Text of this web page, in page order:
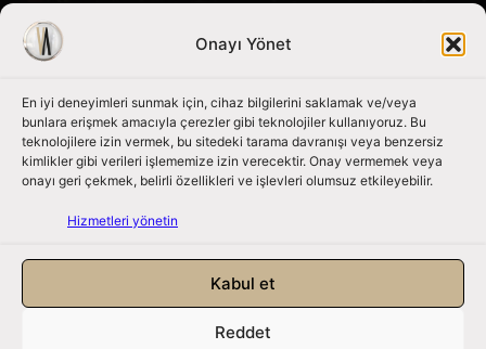
Onayı Yönet
En iyi deneyimleri sunmak için, cihaz bilgilerini saklamak ve/veya
bunlara erişmek amacıyla çerezler gibi teknolojiler kullanıyoruz. Bu
teknolojilere izin vermek, bu sitedeki tarama davranışı veya benzersiz
kimlikler gibi verileri işlememize izin verecektir. Onay vermemek veya
onayı geri çekmek, belirli özellikleri ve işlevleri olumsuz etkileyebilir.
Hizmetleri yönetin
Kabul et
Reddet
Bizimle iletişime geçin: info@nouvart.net
Bizi Takip Edin